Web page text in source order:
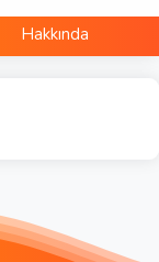
Hakkında